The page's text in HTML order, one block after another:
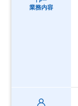
業務内容